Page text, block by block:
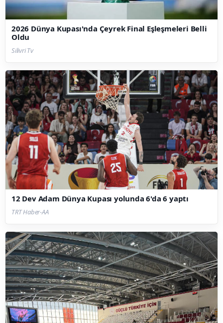
2026 Dünya Kupası'nda Çeyrek Final Eşleşmeleri Belli
Oldu
Silivri Tv
12 Dev Adam Dünya Kupası yolunda 6'da 6 yaptı
TRT Haber-AA